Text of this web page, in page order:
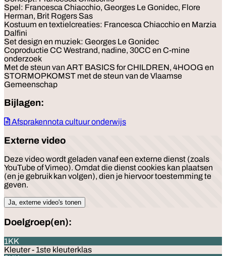
Spel: Francesca Chiacchio, Georges Le Gonidec, Flore
Herman, Brit Rogers Sas
Kostuum en textielcreaties: Francesca Chiacchio en Marzia
Dalfini
Set design en muziek: Georges Le Gonidec
Coproductie CC Westrand, nadine, 30CC en C-mine
onderzoek
Met de steun van ART BASICS for CHILDREN, 4HOOG en
STORMOPKOMST met de steun van de Vlaamse
Gemeenschap
Bijlagen:
Afsprakennota cultuur onderwijs
Externe video
Deze video wordt geladen vanaf een externe dienst (zoals
YouTube of Vimeo). Omdat die dienst cookies kan plaatsen
(en je gebruik kan volgen), dien je hiervoor toestemming te
geven.
Ja, externe video's tonen
Doelgroep(en):
1KK
Kleuter - 1ste kleuterklas